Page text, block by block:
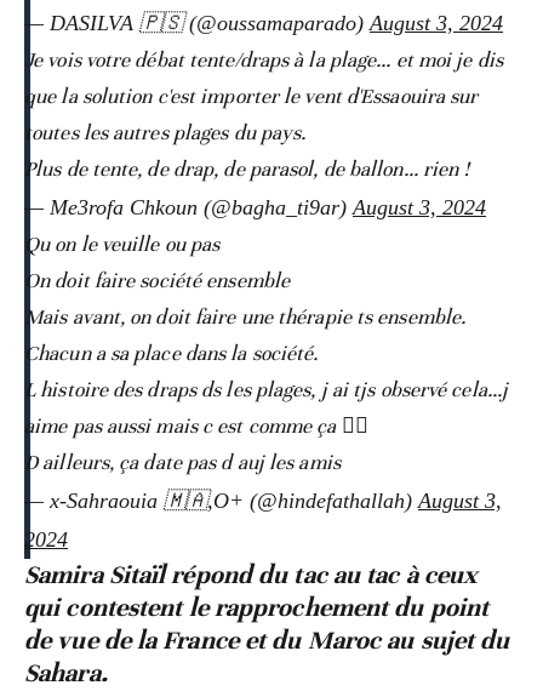
— DASILVA 🇵🇸 (@oussamaparado)August 3, 2024
Je vois votre débat tente/draps à la plage... et moi je dis
que la solution c'est importer le vent d'Essaouira sur
toutes les autres plages du pays.
Plus de tente, de drap, de parasol, de ballon... rien !
— Me3rofa Chkoun (@bagha_ti9ar)August 3, 2024
Qu on le veuille ou pas
On doit faire société ensemble
Mais avant, on doit faire une thérapie ts ensemble.
Chacun a sa place dans la société.
L histoire des draps ds les plages, j ai tjs observé cela…j
aime pas aussi mais c est comme ça 🤷‍♀️
D ailleurs, ça date pas d auj les amis
— x-Sahraouia 🇲🇦,O+ (@hindefathallah)August 3,
2024
Samira Sitaïl répond du tac au tac à ceux
qui contestent le rapprochement du point
de vue de la France et du Maroc au sujet du
Sahara.